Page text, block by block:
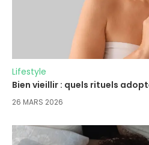
Lifestyle
Bien vieillir : quels rituels
26 MARS 2026